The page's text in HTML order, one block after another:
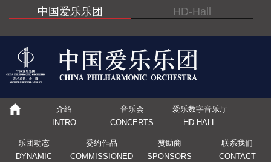
中国爱乐乐团 HD-Hall
介绍
INTRO
音乐会
CONCERTS
爱乐数字音乐厅
HD-HALL
乐团动态
DYNAMIC
委约作品
COMMISSIONED
赞助商
SPONSORS
联系我们
CONTACT